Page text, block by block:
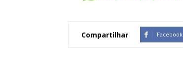
Compartilhar Facebook